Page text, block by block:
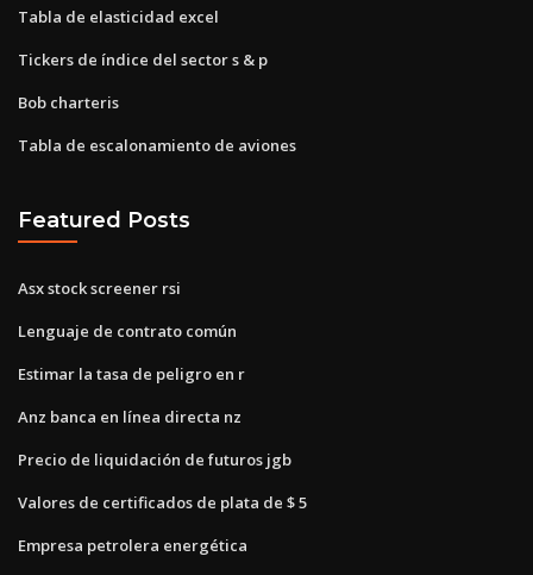
Tabla de elasticidad excel
Tickers de índice del sector s & p
Bob charteris
Tabla de escalonamiento de aviones
Featured Posts
Asx stock screener rsi
Lenguaje de contrato común
Estimar la tasa de peligro en r
Anz banca en línea directa nz
Precio de liquidación de futuros jgb
Valores de certificados de plata de $ 5
Empresa petrolera energética